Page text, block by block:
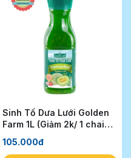
Sinh Tố Dưa Lưới Golden
Farm 1L (Giảm 2k/ 1 chai
105.000đ